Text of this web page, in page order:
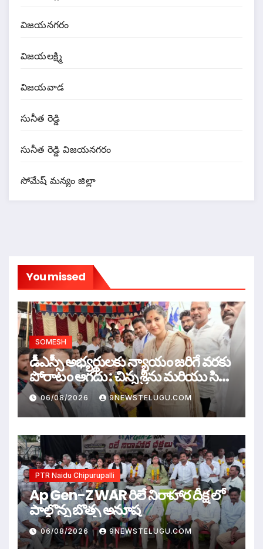
విజయనగరం
విజయలక్ష్మి
విజయవాడ
సునీత రెడ్డి
సునీత రెడ్డి విజయనగరం
సోమేష్ మన్యం జిల్లా
You missed
SOMESH
డీఎస్సీ అభ్యర్థులకు న్యాయం జరిగే వరకు
పోరాటం ఆగదు : చిన్న శ్రీను మరియు సిరి
సహస్ర
06/08/2026 9NEWSTELUGU.COM
PTR Naidu Chipurupalli
Ap Gen-Z WAR రిలే నిరాహార దీక్ష లో
పాల్గొన్న బొత్స అనూష
06/08/2026 9NEWSTELUGU.COM